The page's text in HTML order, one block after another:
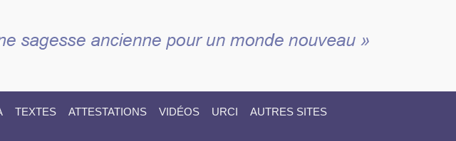
TEXTES ATTESTATIONS VIDÉOS URCI AUTRES SITES